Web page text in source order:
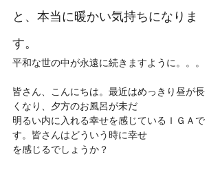
と、本当に暖かい気持ちになりま
す。
平和な世の中が永遠に続きますように。。。
皆さん、こんにちは。最近はめっきり昼が長
くなり、夕方のお風呂が未だ
明るい内に入れる幸せを感じているＩＧＡで
す。皆さんはどういう時に幸せ
を感じるでしょうか？